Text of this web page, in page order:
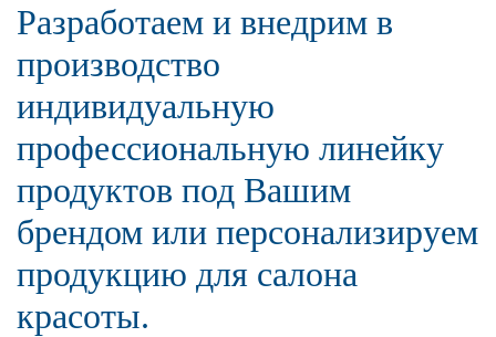
Разработаем и внедрим в
производство
индивидуальную
профессиональную линейку
продуктов под Вашим
брендом или персонализируем
продукцию для салона
красоты.